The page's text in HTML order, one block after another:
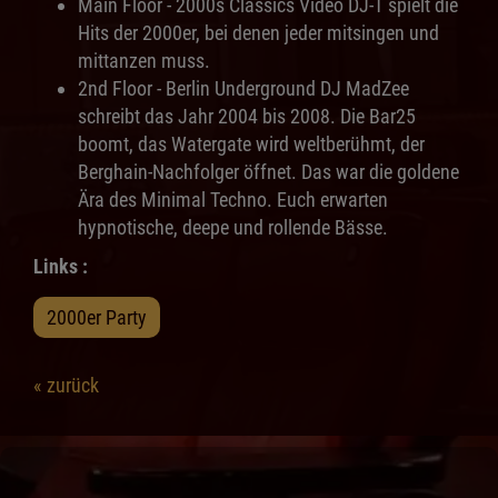
Main Floor - 2000s Classics Video DJ-T spielt die
Hits der 2000er, bei denen jeder mitsingen und
mittanzen muss.
2nd Floor - Berlin Underground DJ MadZee
schreibt das Jahr 2004 bis 2008. Die Bar25
boomt, das Watergate wird weltberühmt, der
Berghain-Nachfolger öffnet. Das war die goldene
Ära des Minimal Techno. Euch erwarten
hypnotische, deepe und rollende Bässe.
Links :
2000er Party
« zurück